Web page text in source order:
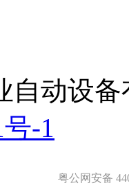
自动设
-1
粤公网安备